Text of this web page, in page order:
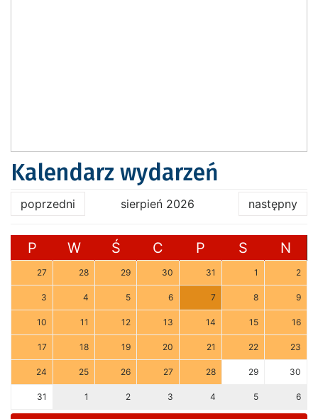
Kalendarz wydarzeń
poprzedni sierpień 2026 następny
P W Ś C P S N
27 28 29 30 31 1 2
3 4 5 6 7 8 9
10 11 12 13 14 15 16
17 18 19 20 21 22 23
24 25 26 27 28 29 30
31 1 2 3 4 5 6